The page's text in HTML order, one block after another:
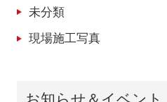
未分類
現場施工写真